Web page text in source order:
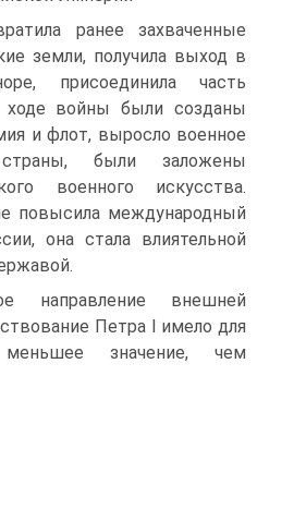
ранее захваченные
земли, получила выход в
присоеди­нила часть
ходе войны были созданы
и флот, выросло военное
были заложены
военного искусства.
повысила международный
она стала влиятельной
направление внешней
Петра I имело для
значе­ние, чем